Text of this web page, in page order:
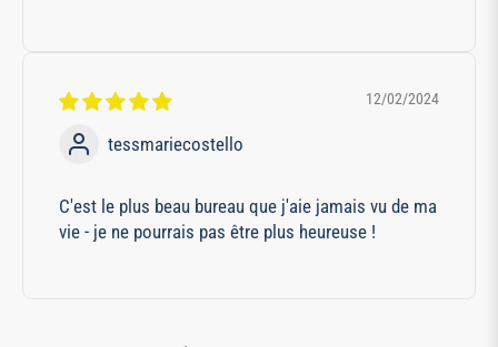
12/02/2024
tessmariecostello
C'est le plus beau bureau que j'aie jamais vu de ma
vie - je ne pourrais pas être plus heureuse !